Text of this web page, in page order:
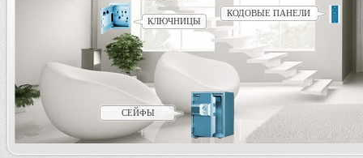
КЛЮЧНИЦЫ
КОДОВЫЕ ПАНЕЛИ
СЕЙФЫ